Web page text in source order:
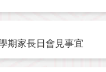
期家長日會見事宜